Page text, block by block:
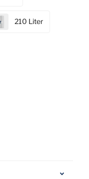
210 Liter